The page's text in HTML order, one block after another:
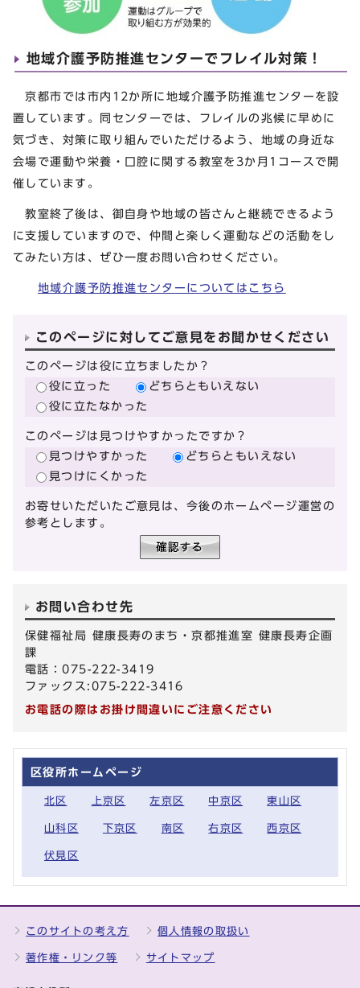
地域介護予防推進センターでフレイル対策！
京都市では市内12か所に地域介護予防推進センターを設
置しています。同センターでは、フレイルの兆候に早めに
気づき、対策に取り組んでいただけるよう、地域の身近な
会場で運動や栄養・口腔に関する教室を3か月1コースで開
催しています。
教室終了後は、御自身や地域の皆さんと継続できるよう
に支援していますので、仲間と楽しく運動などの活動をし
てみたい方は、ぜひ一度お問い合わせください。
地域介護予防推進センターについてはこちら
このページに対してご意見をお聞かせください
このページは役に立ちましたか？
役に立った
どちらともいえない
役に立たなかった
このページは見つけやすかったですか？
見つけやすかった
どちらともいえない
見つけにくかった
お寄せいただいたご意見は、今後のホームページ運営の
参考とします。
お問い合わせ先
保健福祉局 健康長寿のまち・京都推進室 健康長寿企画
課
電話：075-222-3419
ファックス:075-222-3416
お電話の際はお掛け間違いにご注意ください
区役所ホームページ
北区 上京区 左京区 中京区 東山区
山科区 下京区 南区 右京区 西京区
伏見区
このサイトの考え方 個人情報の取扱い
著作権・リンク等 サイトマップ